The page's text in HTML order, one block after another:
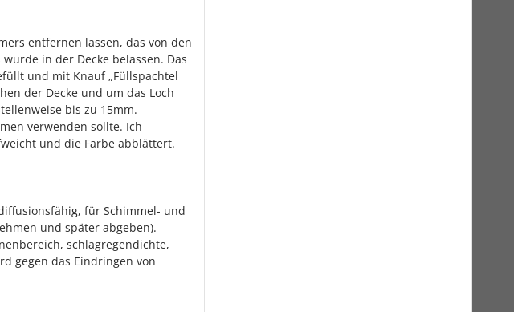
entfernen lassen, das von den
in der Decke belassen. Das
und mit Knauf „Füllspachtel
der Decke und um das Loch
bis zu 15mm.
verwenden sollte. Ich
und die Farbe abblättert.
für Schimmel- und
und später abgeben).
schlagregendichte,
gegen das Eindringen von